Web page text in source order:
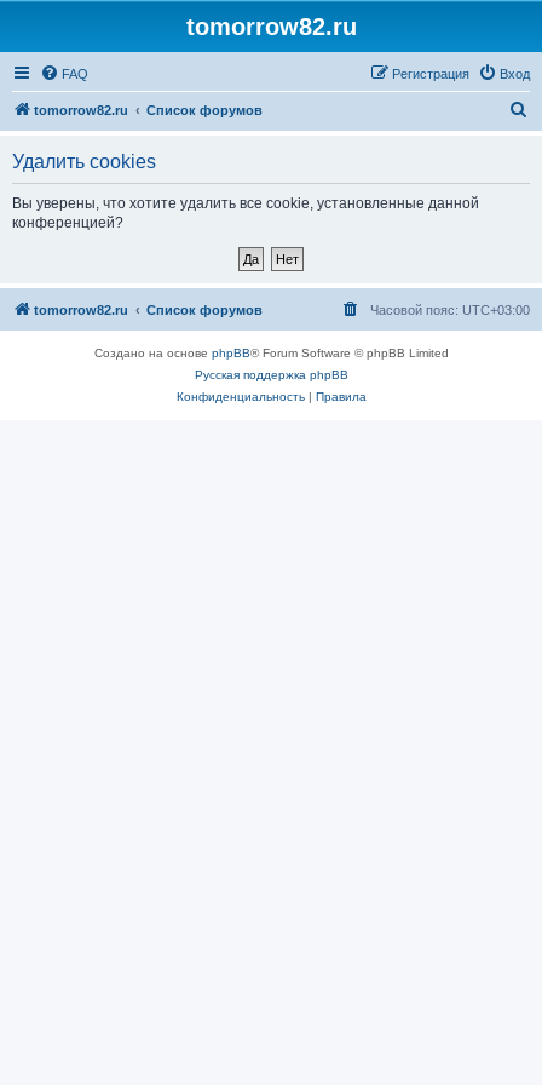
tomorrow82.ru
FAQ Вход
Регистрация
tomorrow82.ru Список форумов
Удалить cookies
Вы уверены, что хотите удалить все cookie, установленные данной
конференцией?
tomorrow82.ru Список форумов Часовой пояс: UTC+03:00
Создано на основе phpBB® Forum Software © phpBB Limited
Русская поддержка phpBB
Конфиденциальность| Правила